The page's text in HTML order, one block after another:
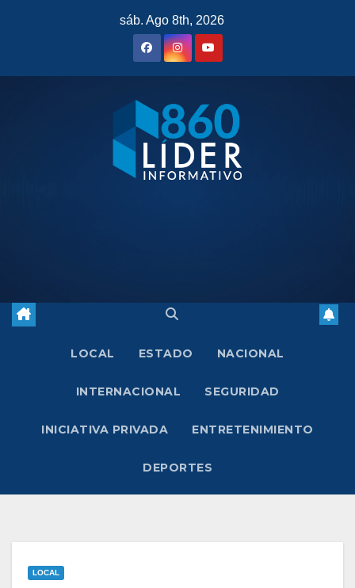
sáb. Ago 8th, 2026
LOCAL ESTADO NACIONAL
INTERNACIONAL SEGURIDAD
INICIATIVA PRIVADA ENTRETENIMIENTO
DEPORTES
LOCAL